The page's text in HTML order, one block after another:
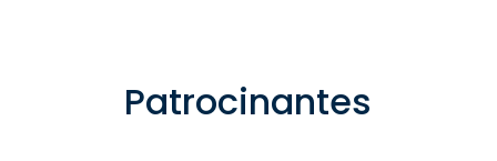
Patrocinantes